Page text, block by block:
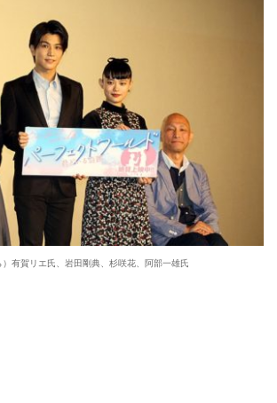
）有賀リエ氏、岩田剛典、杉咲花、阿部一雄氏